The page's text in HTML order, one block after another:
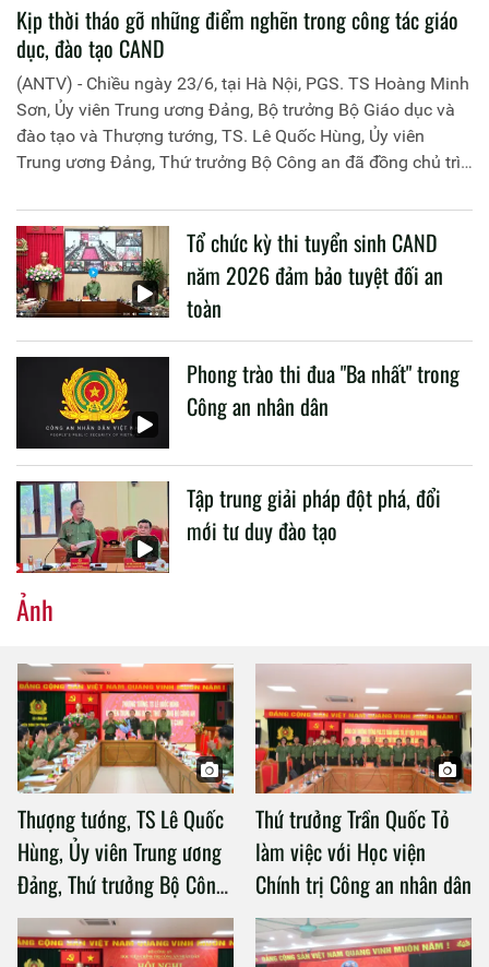
Kịp thời tháo gỡ những điểm nghẽn trong công tác giáo
dục, đào tạo CAND
(ANTV) - Chiều ngày 23/6, tại Hà Nội, PGS. TS Hoàng Minh
Sơn, Ủy viên Trung ương Đảng, Bộ trưởng Bộ Giáo dục và
đào tạo và Thượng tướng, TS. Lê Quốc Hùng, Ủy viên
Trung ương Đảng, Thứ trưởng Bộ Công an đã đồng chủ trì
liên quan đến công tác giáo dục và đào tạo của lực lượng
CAND.
Tổ chức kỳ thi tuyển sinh CAND
năm 2026 đảm bảo tuyệt đối an
toàn
Phong trào thi đua "Ba nhất" trong
Công an nhân dân
Tập trung giải pháp đột phá, đổi
mới tư duy đào tạo
Ảnh
Thượng tướng, TS Lê Quốc
Hùng, Ủy viên Trung ương
Đảng, Thứ trưởng Bộ Công
an làm việc với Học viện
Chính trị Công an nhân dân
Thứ trưởng Trần Quốc Tỏ
làm việc với Học viện
Chính trị Công an nhân dân